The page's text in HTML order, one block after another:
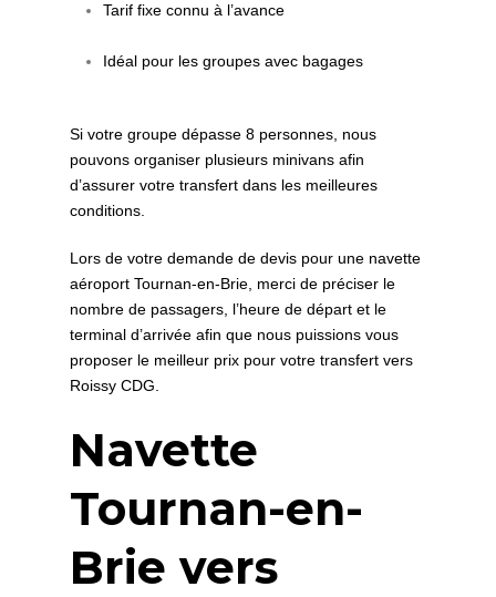
Tarif fixe connu à l’avance
Idéal pour les groupes avec bagages
Si votre groupe dépasse 8 personnes, nous
pouvons organiser plusieurs minivans afin
d’assurer votre transfert dans les meilleures
conditions.
Lors de votre demande de devis pour une navette
aéroport Tournan-en-Brie, merci de préciser le
nombre de passagers, l’heure de départ et le
terminal d’arrivée afin que nous puissions vous
proposer le meilleur prix pour votre transfert vers
Roissy CDG.
Navette
Tournan-en-
Brie vers